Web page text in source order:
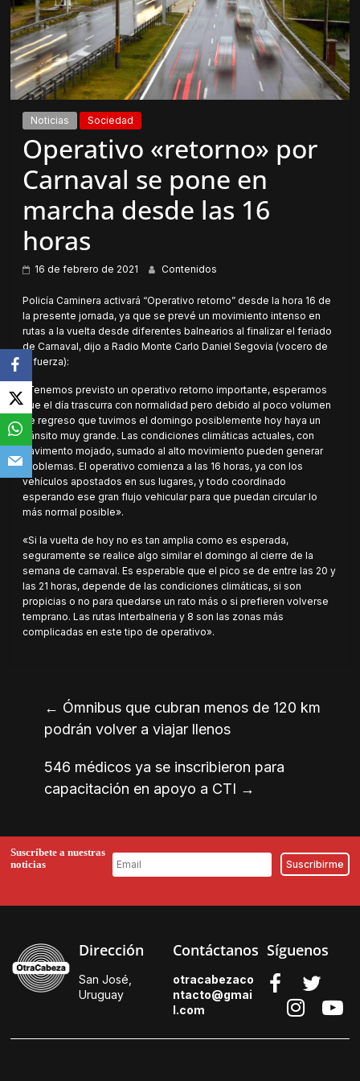
Noticias Sociedad
Operativo «retorno» por
Carnaval se pone en
marcha desde las 16
horas
16 de febrero de 2021 Contenidos
Policía Caminera activará “Operativo retorno” desde la hora 16 de
la presente jornada, ya que se prevé un movimiento intenso en
rutas a la vuelta desde diferentes balnearios al finalizar el feriado
de Carnaval, dijo a Radio Monte Carlo Daniel Segovia (vocero de
la fuerza):
«Tenemos previsto un operativo retorno importante, esperamos
que el día trascurra con normalidad pero debido al poco volumen
de regreso que tuvimos el domingo posiblemente hoy haya un
tránsito muy grande. Las condiciones climáticas actuales, con
pavimento mojado, sumado al alto movimiento pueden generar
problemas. El operativo comienza a las 16 horas, ya con los
vehículos apostados en sus lugares, y todo coordinado
esperando ese gran flujo vehicular para que puedan circular lo
más normal posible».
«Si la vuelta de hoy no es tan amplia como es esperada,
seguramente se realice algo similar el domingo al cierre de la
semana de carnaval. Es esperable que el pico se de entre las 20 y
las 21 horas, depende de las condiciones climáticas, si son
propicias o no para quedarse un rato más o si prefieren volverse
temprano. Las rutas Interbalneria y 8 son las zonas más
complicadas en este tipo de operativo».
← Ómnibus que cubran menos de 120 km
podrán volver a viajar llenos
546 médicos ya se inscribieron para
capacitación en apoyo a CTI →
Suscríbete a nuestras
noticias
Dirección
San José,
Uruguay
Contáctanos
otracabezaco
ntacto@gmai
l.com
Síguenos